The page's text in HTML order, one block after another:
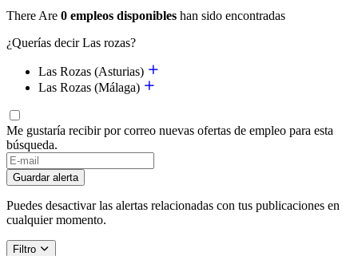
There Are 0 empleos disponibles han sido encontradas
¿Querías decir Las rozas?
Las Rozas (Asturias)
Las Rozas (Málaga)
Me gustaría recibir por correo nuevas ofertas de empleo para esta
búsqueda.
Guardar alerta
Puedes desactivar las alertas relacionadas con tus publicaciones en
cualquier momento.
Filtro